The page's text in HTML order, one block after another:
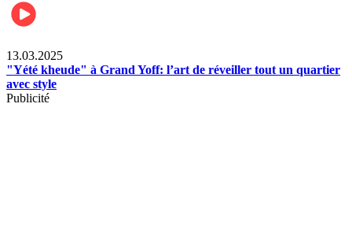
13.03.2025
"Yété kheude" à Grand Yoff: l’art de réveiller tout un quartier
avec style
Publicité